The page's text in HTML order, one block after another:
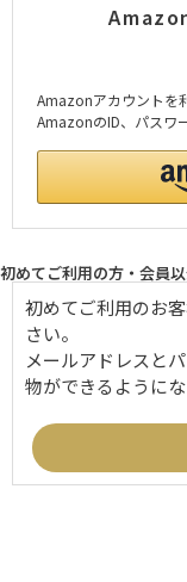
Amazonアカウントを
AmazonのID、パスワ
初めてご利用の方・会員
初めてご利用のお
さい。
メールアドレスと
物ができるようにな